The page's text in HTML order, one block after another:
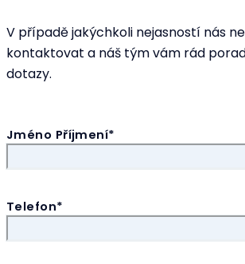
V případě jakýchkoli nejasností nás
kontaktovat a náš tým vám rád
dotazy.
Jméno Příjmení*
Telefon*